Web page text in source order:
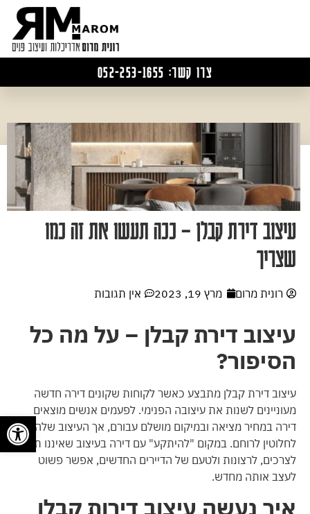
צרו קשר: 052-253-1655
עיצוב דירת קבלן – ככה תעשו את זה כמו
שצריך
רונית מרום מרץ 19, 2023 אין תגובות
עיצוב דירת קבלן – על מה כל
הסיפור?
עיצוב דירת קבלן מתבצע כאשר לקוחות שקונים דירה חדשה
מעוניינים לשנות את עיצובה הפנימי. לפעמים אנשים מוצאים
דירה במחיר מציאה ובמיקום מושלם עבורם, אך העיצוב שלה אינו
לחלוטין לרוחם. במקום "להיתקע" עם דירה בעיצוב שאיננו תואם
לצרכים, לרצונות ולטעם של הדיירים החדשים, אפשר פשוט
לעצב אותה מחדש.
איך נעשה עיצוב דירות קבלן